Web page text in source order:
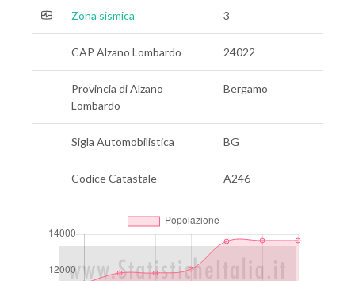
Zona sismica 3
CAP Alzano Lombardo 24022
Provincia di Alzano
Lombardo
Bergamo
Sigla Automobilistica BG
Codice Catastale A246